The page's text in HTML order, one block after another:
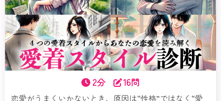
2分 16問
恋愛がうまくいかないとき、原因は“性格”ではなく“愛